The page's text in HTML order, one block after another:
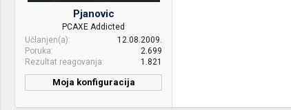
Pjanovic
PCAXE Addicted
Učlanjen(a)
12.08.2009.
Poruka
2.699
Rezultat reagovanja
1.821
Moja konfiguracija